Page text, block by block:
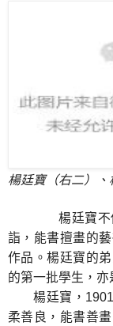
楊廷寶（右二）
楊廷寶不僅是
詣，能書擅畫的
作品。楊廷寶的
的第一批學生，
楊廷寶， 1901
柔善良，能書善